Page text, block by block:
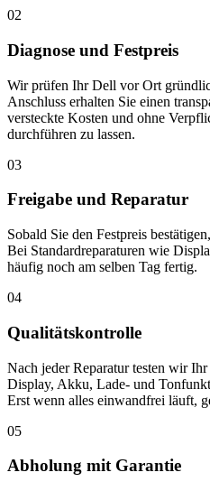
02
Diagnose und Festpreis
Wir prüfen Ihr Dell vor Ort
Anschluss erhalten Sie einen
versteckte Kosten und ohne
durchführen zu lassen.
03
Freigabe und Reparatur
Sobald Sie den Festpreis
Bei Standardreparaturen wie
häufig noch am selben Tag fertig.
04
Qualitätskontrolle
Nach jeder Reparatur testen wir
Display, Akku, Lade- und
Erst wenn alles einwandfrei läuft,
05
Abholung mit Garantie